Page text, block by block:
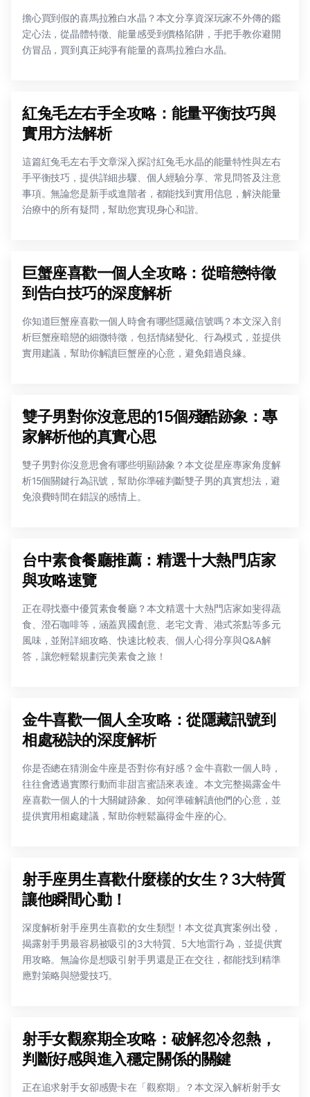
擔心買到假的喜馬拉雅白水晶？本文分享資深玩家不外傳的鑑
定心法，從晶體特徵、能量感受到價格陷阱，手把手教你避開
仿冒品，買到真正純淨有能量的喜馬拉雅白水晶。
紅兔毛左右手全攻略：能量平衡技巧與
實用方法解析
這篇紅兔毛左右手文章深入探討紅兔毛水晶的能量特性與左右
手平衡技巧，提供詳細步驟、個人經驗分享、常見問答及注意
事項。無論您是新手或進階者，都能找到實用信息，解決能量
治療中的所有疑問，幫助您實現身心和諧。
巨蟹座喜歡一個人全攻略：從暗戀特徵
到告白技巧的深度解析
你知道巨蟹座喜歡一個人時會有哪些隱藏信號嗎？本文深入剖
析巨蟹座暗戀的細微特徵，包括情緒變化、行為模式，並提供
實用建議，幫助你解讀巨蟹座的心意，避免錯過良緣。
雙子男對你沒意思的15個殘酷跡象：專
家解析他的真實心思
雙子男對你沒意思會有哪些明顯跡象？本文從星座專家角度解
析15個關鍵行為訊號，幫助你準確判斷雙子男的真實想法，避
免浪費時間在錯誤的感情上。
台中素食餐廳推薦：精選十大熱門店家
與攻略速覽
正在尋找臺中優質素食餐廳？本文精選十大熱門店家如斐得蔬
食、澄石咖啡等，涵蓋異國創意、老宅文青、港式茶點等多元
風味，並附詳細攻略、快速比較表、個人心得分享與Q&A解
答，讓您輕鬆規劃完美素食之旅！
金牛喜歡一個人全攻略：從隱藏訊號到
相處秘訣的深度解析
你是否總在猜測金牛座是否對你有好感？金牛喜歡一個人時，
往往會透過實際行動而非甜言蜜語來表達。本文完整揭露金牛
座喜歡一個人的十大關鍵跡象、如何準確解讀他們的心意，並
提供實用相處建議，幫助你輕鬆贏得金牛座的心。
射手座男生喜歡什麼樣的女生？3大特質
讓他瞬間心動！
深度解析射手座男生喜歡的女生類型！本文從真實案例出發，
揭露射手男最容易被吸引的3大特質、5大地雷行為，並提供實
用攻略。無論你是想吸引射手男還是正在交往，都能找到精準
應對策略與戀愛技巧。
射手女觀察期全攻略：破解忽冷忽熱，
判斷好感與進入穩定關係的關鍵
正在追求射手女卻感覺卡在「觀察期」？本文深入解析射手女